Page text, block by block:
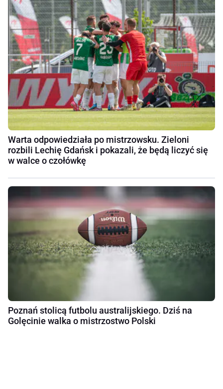
Warta odpowiedziała po mistrzowsku. Zieloni
rozbili Lechię Gdańsk i pokazali, że będą liczyć się
w walce o czołówkę
Poznań stolicą futbolu australijskiego. Dziś na
Golęcinie walka o mistrzostwo Polski